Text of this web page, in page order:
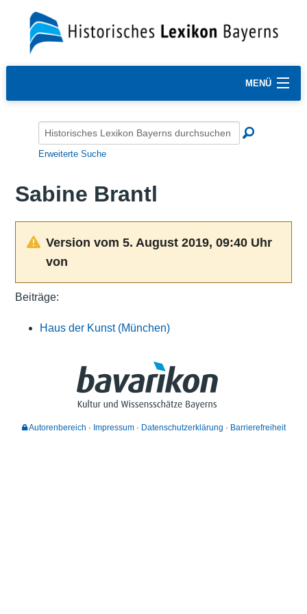
MENÜ
Erweiterte Suche
Sabine Brantl
Version vom 5. August 2019, 09:40 Uhr
von
Beiträge:
Haus der Kunst (München)
Autorenbereich Impressum Datenschutzerklärung Barrierefreiheit